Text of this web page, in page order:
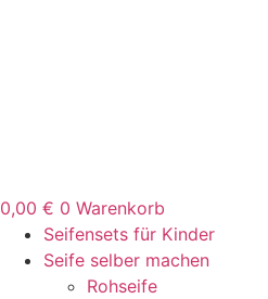
0,00 € 0 Warenkorb
Seifensets für Kinder
Seife selber machen
Rohseife